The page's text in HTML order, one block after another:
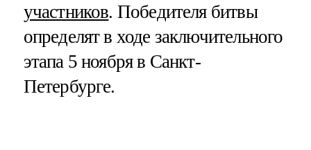
участников. Победителя битвы
определят в ходе заключительного
этапа 5 ноября в Санкт-
Петербурге.